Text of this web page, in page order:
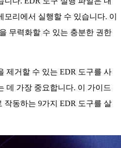
리에서 실행할 수 있습니다. 이
무력화할 수 있는 충분한 권한
제거할 수 있는 EDR 도구를 사
데 가장 중요합니다. 이 가이드
작동하는 9가지 EDR 도구를 살